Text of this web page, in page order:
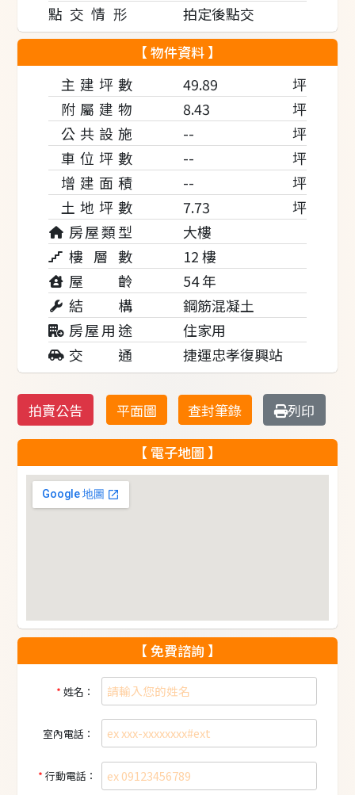
拍賣公告 平面圖 查封筆錄 列印
【 電子地圖 】
【 免費諮詢 】
姓名：
室內電話：
行動電話：
點交情形
拍定後點交
【 物件資料 】
主建坪數 49.89
坪
附屬建物
8.43
坪
公共設施
--
坪
車位坪數
--
坪
增建面積
--
坪
土地坪數
7.73
坪
房屋類型
大樓
樓 層 數
12 樓
屋 齡
54 年
結 構
鋼筋混凝土
房屋用途
住家用
交 通
捷運忠孝復興站